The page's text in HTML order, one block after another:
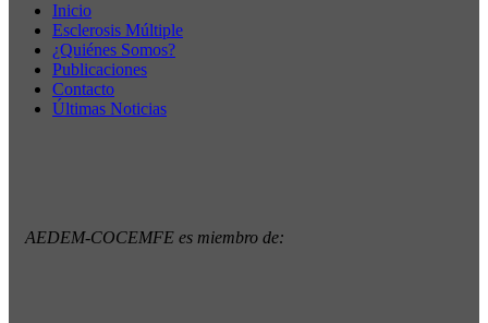
Inicio
Esclerosis Múltiple
¿Quiénes Somos?
Publicaciones
Contacto
Últimas Noticias
AEDEM-COCEMFE es miembro de: